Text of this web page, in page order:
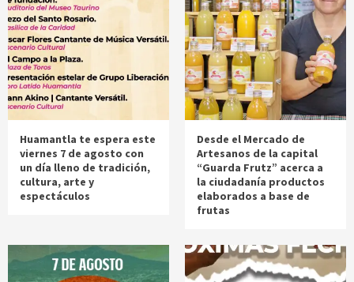
Huamantla te espera este
viernes 7 de agosto con
un día lleno de tradición,
cultura, arte y
espectáculos
Desde el Mercado de
Artesanos de la capital
“Guarda Frutz” acerca a
la ciudadanía productos
elaborados a base de
frutas